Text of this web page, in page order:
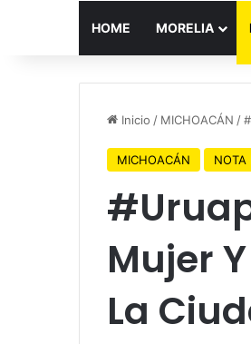
HOME MORELIA
Inicio / MICHOACÁN /
MICHOACÁN NOTA
Mujer
La